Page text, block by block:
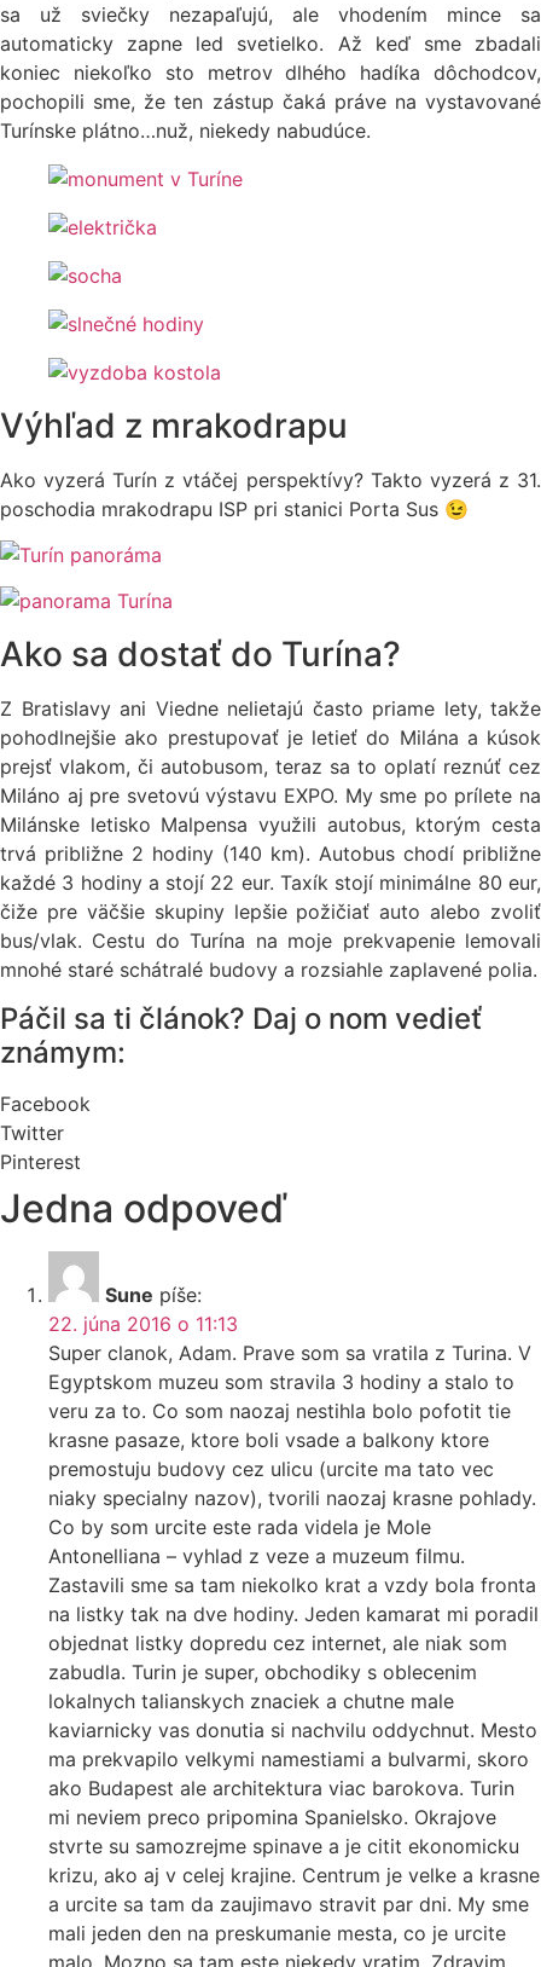
sa už sviečky nezapaľujú, ale vhodením mince sa
automaticky zapne led svetielko. Až keď sme zbadali
koniec niekoľko sto metrov dlhého hadíka dôchodcov,
pochopili sme, že ten zástup čaká práve na vystavované
Turínske plátno…nuž, niekedy nabudúce.
Výhľad z mrakodrapu
Ako vyzerá Turín z vtáčej perspektívy? Takto vyzerá z 31.
poschodia mrakodrapu ISP pri stanici Porta Sus 😉
Ako sa dostať do Turína?
Z Bratislavy ani Viedne nelietajú často priame lety, takže
pohodlnejšie ako prestupovať je letieť do Milána a kúsok
prejsť vlakom, či autobusom, teraz sa to oplatí reznúť cez
Miláno aj pre svetovú výstavu EXPO. My sme po prílete na
Milánske letisko Malpensa využili autobus, ktorým cesta
trvá približne 2 hodiny (140 km). Autobus chodí približne
každé 3 hodiny a stojí 22 eur. Taxík stojí minimálne 80 eur,
čiže pre väčšie skupiny lepšie požičiať auto alebo zvoliť
bus/vlak. Cestu do Turína na moje prekvapenie lemovali
mnohé staré schátralé budovy a rozsiahle zaplavené polia.
Páčil sa ti článok? Daj o nom vedieť
známym:
Facebook
Twitter
Pinterest
Jedna odpoveď
Sune píše:
22. júna 2016 o 11:13
Super clanok, Adam. Prave som sa vratila z Turina. V
Egyptskom muzeu som stravila 3 hodiny a stalo to
veru za to. Co som naozaj nestihla bolo pofotit tie
krasne pasaze, ktore boli vsade a balkony ktore
premostuju budovy cez ulicu (urcite ma tato vec
niaky specialny nazov), tvorili naozaj krasne pohlady.
Co by som urcite este rada videla je Mole
Antonelliana – vyhlad z veze a muzeum filmu.
Zastavili sme sa tam niekolko krat a vzdy bola fronta
na listky tak na dve hodiny. Jeden kamarat mi poradil
objednat listky dopredu cez internet, ale niak som
zabudla. Turin je super, obchodiky s oblecenim
lokalnych talianskych znaciek a chutne male
kaviarnicky vas donutia si nachvilu oddychnut. Mesto
ma prekvapilo velkymi namestiami a bulvarmi, skoro
ako Budapest ale architektura viac barokova. Turin
mi neviem preco pripomina Spanielsko. Okrajove
stvrte su samozrejme spinave a je citit ekonomicku
krizu, ako aj v celej krajine. Centrum je velke a krasne
a urcite sa tam da zaujimavo stravit par dni. My sme
mali jeden den na preskumanie mesta, co je urcite
malo. Mozno sa tam este niekedy vratim. Zdravim